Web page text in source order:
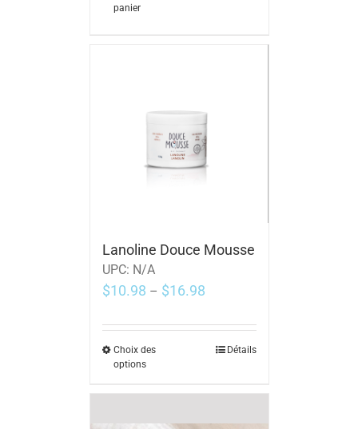
panier
Lanoline Douce Mousse
UPC: N/A
$10.98 – $16.98
Choix des
options
Détails